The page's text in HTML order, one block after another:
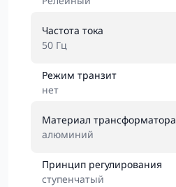
Частота тока
50 Гц
Режим транзит
нет
Материал трансформатора
алюминий
Принцип регулирования
ступенчатый